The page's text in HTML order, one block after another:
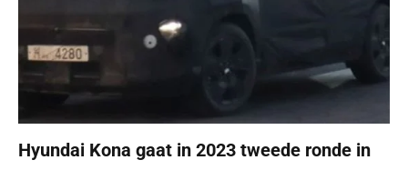
Hyundai Kona gaat in 2023 tweede ronde in